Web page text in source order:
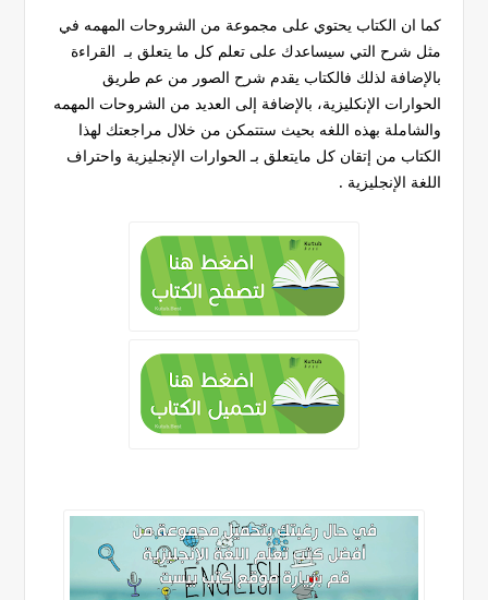
كما ان الكتاب يحتوي على مجموعة من الشروحات المهمه في
مثل شرح التي سيساعدك على تعلم كل ما يتعلق بـ القراءة
بالإضافة لذلك فالكتاب يقدم شرح الصور من عم طريق
الحوارات الإنكليزية، بالإضافة إلى العديد من الشروحات المهمه
والشاملة بهذه اللغه بحيث ستتمكن من خلال مراجعتك لهذا
الكتاب من إتقان كل مايتعلق بـ الحوارات الإنجليزية واحتراف
اللغة الإنجليزية .